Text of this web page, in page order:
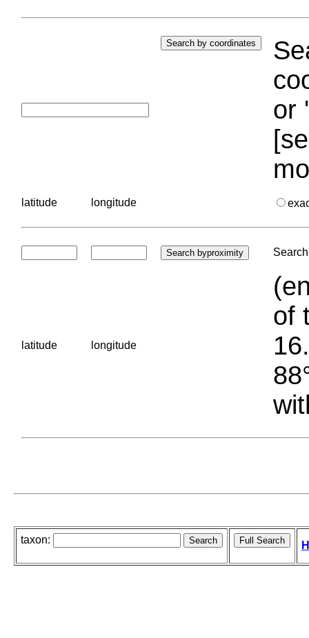
or
latitude longitude
latitude longitude
of
taxon: